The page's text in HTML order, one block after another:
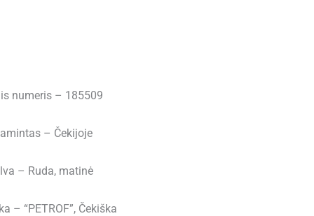
numeris – 185509
– Čekijoje
– Ruda, matinė
– “PETROF”, Čekiška